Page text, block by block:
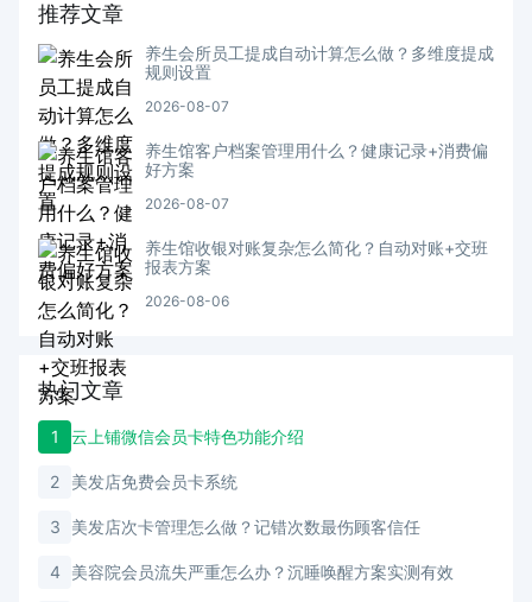
推荐文章
养生会所员工提成自动计算怎么做？多维度提成
规则设置
2026-08-07
养生馆客户档案管理用什么？健康记录+消费偏
好方案
2026-08-07
养生馆收银对账复杂怎么简化？自动对账+交班
报表方案
2026-08-06
热门文章
1 云上铺微信会员卡特色功能介绍
2 美发店免费会员卡系统
3 美发店次卡管理怎么做？记错次数最伤顾客信任
4 美容院会员流失严重怎么办？沉睡唤醒方案实测有效